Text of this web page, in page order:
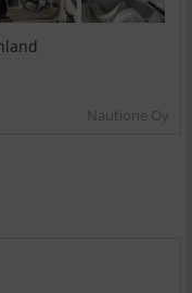
Nautione Oy